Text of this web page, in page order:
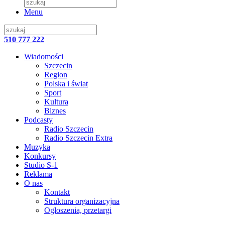
Menu
510 777 222
Wiadomości
Szczecin
Region
Polska i świat
Sport
Kultura
Biznes
Podcasty
Radio Szczecin
Radio Szczecin Extra
Muzyka
Konkursy
Studio S-1
Reklama
O nas
Kontakt
Struktura organizacyjna
Ogłoszenia, przetargi